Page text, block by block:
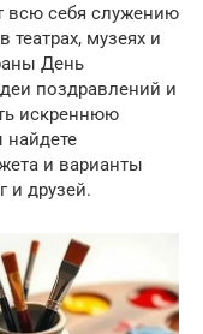
всю себя служению
музеях и
День
поздравлений и
искреннюю
найдете
и варианты
и друзей.